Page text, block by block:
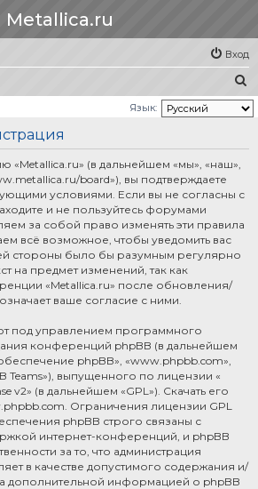
Metallica.ru
Вход
о
Язык:
«Metallica.ru» (в дальнейшем «мы», «наш»,
board»), вы подтверждаете
условиями. Если вы не согласны с
и не пользуйтесь форумами
за собой право изменять эти правила
всё возможное, чтобы уведомить вас
стороны было бы разумным регулярно
на предмет изменений, так как
«Metallica.ru» после обновления/
ваше согласие с ними.
под управлением программного
конференций phpBB (в дальнейшем
phpBB», «www.phpbb.com»,
Teams»), выпущенного по лицензии «
v2» (в дальнейшем «GPL»). Скачать его
. Ограничения лицензии GPL
phpBB строго связаны с
интернет-конференций, и phpBB
за то, что администрация
в качестве допустимого содержания и/
дополнительной информацией о phpBB